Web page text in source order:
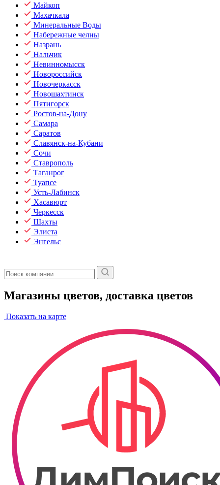
Майкоп
Махачкала
Минеральные Воды
Набережные челны
Назрань
Нальчик
Невинномысск
Новороссийск
Новочеркасск
Новошахтинск
Пятигорск
Ростов-на-Дону
Самара
Саратов
Славянск-на-Кубани
Сочи
Ставрополь
Таганрог
Туапсе
Усть-Лабинск
Хасавюрт
Черкесск
Шахты
Элиста
Энгельс
Магазины цветов, доставка цветов
Показать на карте